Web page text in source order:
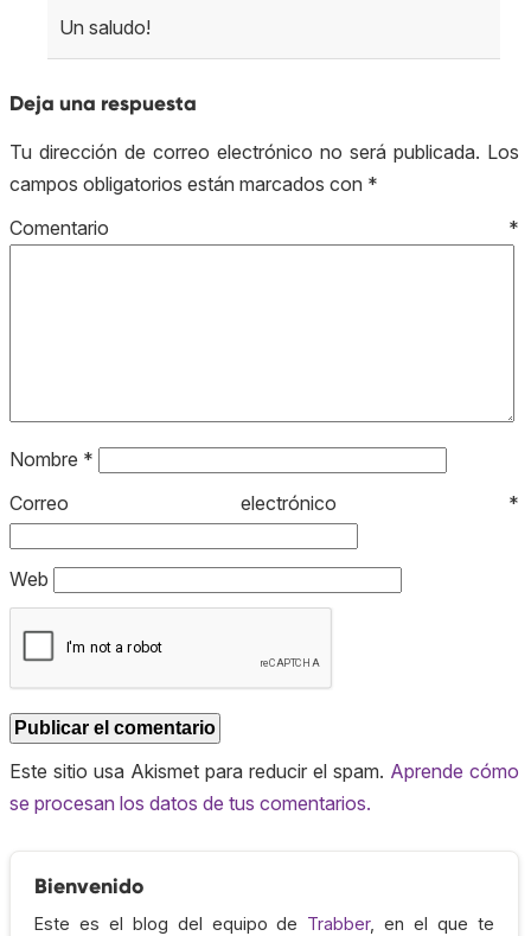
Un saludo!
Deja una respuesta
Tu dirección de correo electrónico no será publicada. Los
campos obligatorios están marcados con *
Comentario *
Nombre *
Correo electrónico *
Web
Este sitio usa Akismet para reducir el spam. Aprende cómo
se procesan los datos de tus comentarios.
Bienvenido
Este es el blog del equipo de Trabber, en el que te